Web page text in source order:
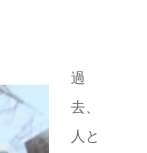
過
去、
人と